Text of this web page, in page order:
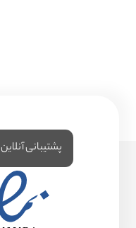
پشتیبانی آنلاین